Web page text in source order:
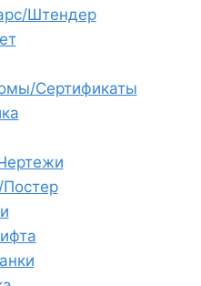
Штендер
Сертификаты